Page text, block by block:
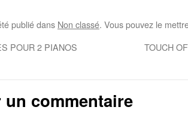
publié dans Non classé. Vous pouvez le
POUR 2 PIANOS TOUCH
un commentaire